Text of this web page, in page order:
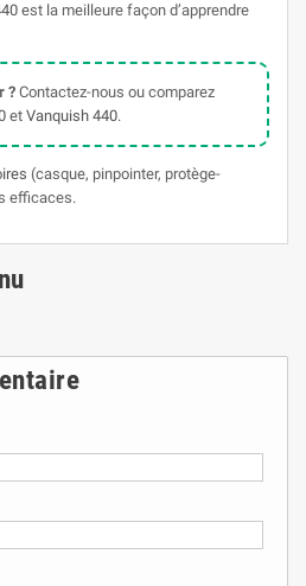
est la meilleure façon d’apprendre
? Contactez-nous ou comparez
et Vanquish 440.
(casque, pinpointer, protège-
efficaces.